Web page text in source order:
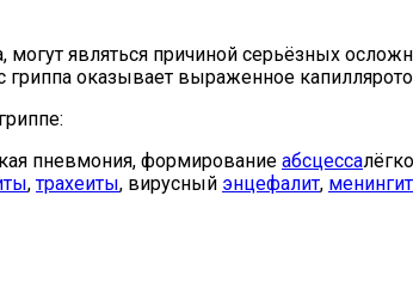
являться причиной серьёзных
оказывает выраженное
пневмония, формирование абсцесса
,трахеиты, вирусный энцефалит, менингит